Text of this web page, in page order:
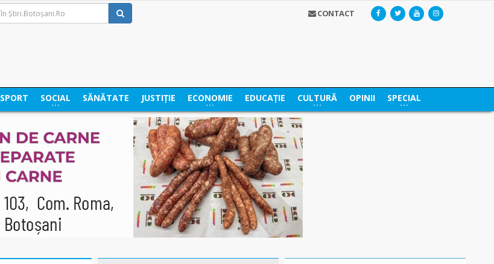
CONTACT
SPORT SOCIAL SĂNĂTATE JUSTIȚIE ECONOMIE EDUCAȚIE CULTURĂ OPINII SPECIAL